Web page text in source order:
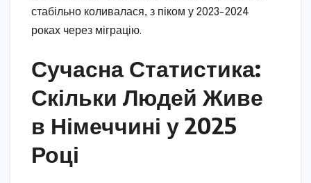
стабільно коливалася, з піком у 2023-2024
роках через міграцію.
Сучасна Статистика:
Скільки Людей Живе
в Німеччині у 2025
Році